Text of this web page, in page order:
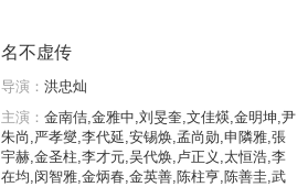
名不虚传
导演： 洪忠灿
主演： 金南佶,金雅中,刘旻奎,文佳煐,金明坤,尹
朱尚,严孝燮,李代延,安锡焕,孟尚勋,申隣雅,張
宇赫,金圣柱,李才元,吴代焕,卢正义,太恒浩,李
在均,闵智雅,金炳春,金英善,陈柱亨,陈善圭,武